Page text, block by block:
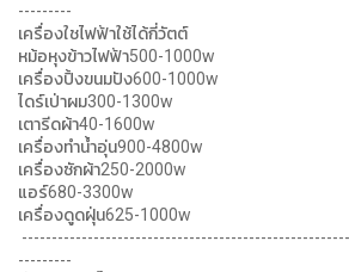
---------
เครื่องใชไฟฟ้าใช้ได้กี่วัตต์
หม้อหุงข้าวไฟฟ้า500-1000w
เครื่องปิ้งขนมปัง600-1000w
ไดร์เป่าผม300-1300w
เตารีดผ้า40-1600w
เครื่องทำน้ำอุ่น900-4800w
เครื่องซักผ้า250-2000w
แอร์680-3300w
เครื่องดูดฝุ่น625-1000w
---------